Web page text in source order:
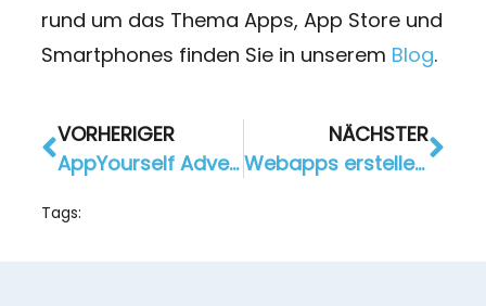
rund um das Thema Apps, App Store und
Smartphones finden Sie in unserem Blog.
VORHERIGER
AppYourself Adventstipp Nr. 1: Mit (Bewegt-)Bildern Ihre Kunden auf Weihnachten einstimmen
NÄCHSTER
Webapps erstellen: Wie Unternehmen mit einer Mobilen Website punkten
Tags: